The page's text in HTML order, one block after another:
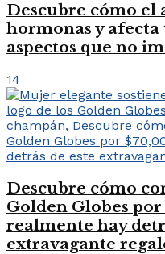
Descubre cómo
hormonas y afecta
aspectos que no
14
Descubre cómo
Golden Globes
realmente hay
extravagante